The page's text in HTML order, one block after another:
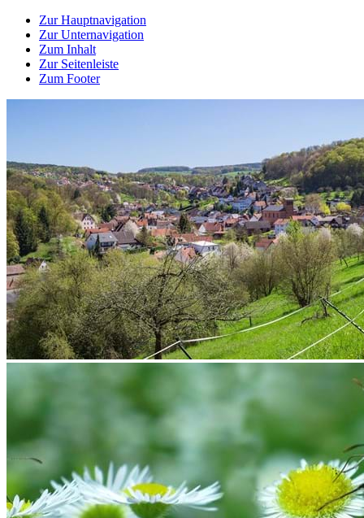
Zur Hauptnavigation
Zur Unternavigation
Zum Inhalt
Zur Seitenleiste
Zum Footer